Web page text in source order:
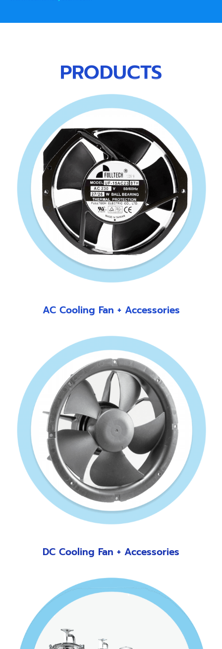
PRODUCTS
AC Cooling Fan + Accessories
DC Cooling Fan + Accessories